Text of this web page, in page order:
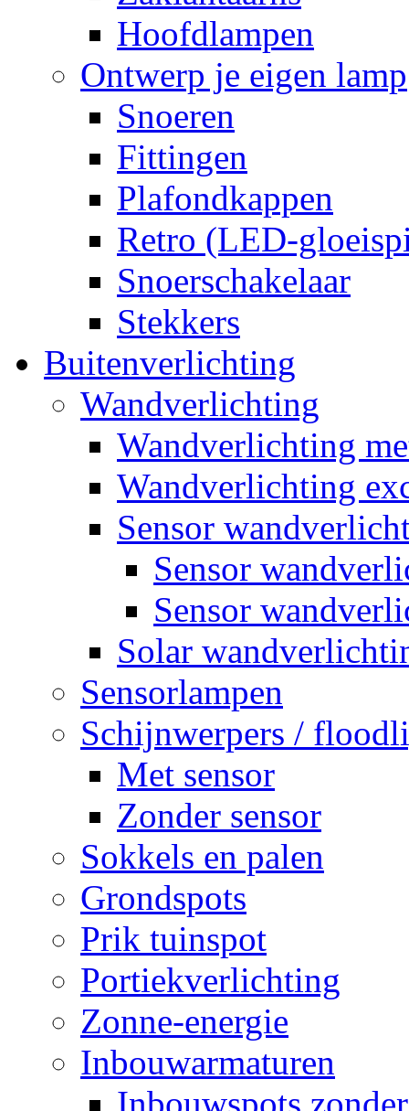
Hoofdlampen
Ontwerp je eigen lamp
Snoeren
Fittingen
Plafondkappen
Retro (LED-
Snoerschakelaar
Stekkers
Buitenverlichting
Wandverlichting
Wandverlichting
Wandverlichting
Sensor
Sensor
Sensor
Solar
Sensorlampen
Schijnwerpers /
Met sensor
Zonder sensor
Sokkels en palen
Grondspots
Prik tuinspot
Portiekverlichting
Zonne-energie
Inbouwarmaturen
Inbouwspots